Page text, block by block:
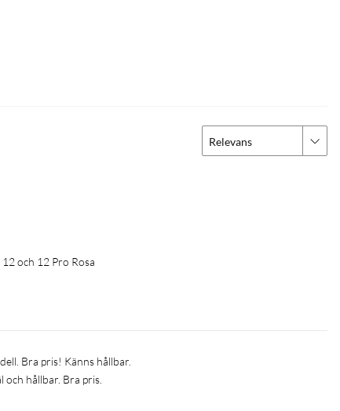
Relevans
och 12 Pro Rosa
Bra pris! Känns hållbar.
och hållbar. Bra pris.